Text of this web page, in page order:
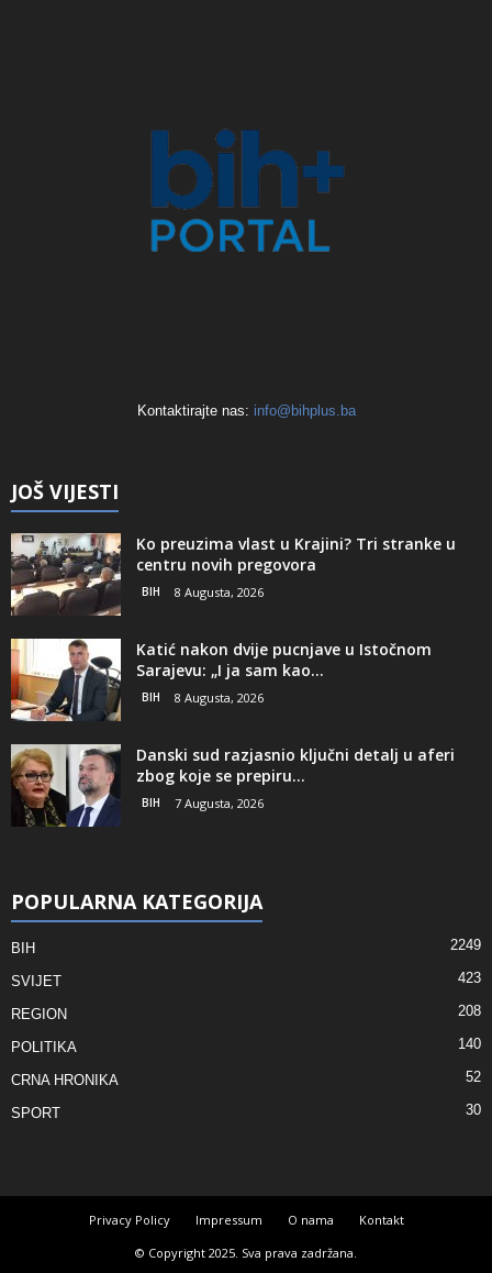
Kontaktirajte nas: info@bihplus.ba
JOŠ VIJESTI
Ko preuzima vlast u Krajini? Tri stranke u
centru novih pregovora
BIH 8 Augusta, 2026
Katić nakon dvije pucnjave u Istočnom
Sarajevu: „I ja sam kao...
BIH 8 Augusta, 2026
Danski sud razjasnio ključni detalj u aferi
zbog koje se prepiru...
BIH 7 Augusta, 2026
POPULARNA KATEGORIJA
BIH 2249
SVIJET 423
REGION 208
POLITIKA 140
CRNA HRONIKA 52
SPORT 30
Privacy Policy Impressum O nama
Kontakt
© Copyright 2025. Sva prava zadržana.